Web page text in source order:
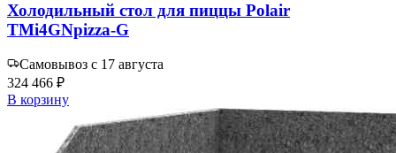
Холодильный стол для пиццы Polair
TMi4GNpizza-G
Самовывоз с 17 августа
324 466 ₽
В корзину